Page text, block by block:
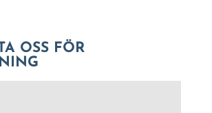
OSS FÖR